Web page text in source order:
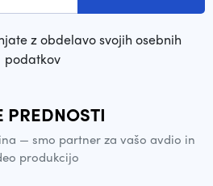
z obdelavo svojih osebnih
podatkov
PREDNOSTI
— smo partner za vašo avdio in
produkcijo